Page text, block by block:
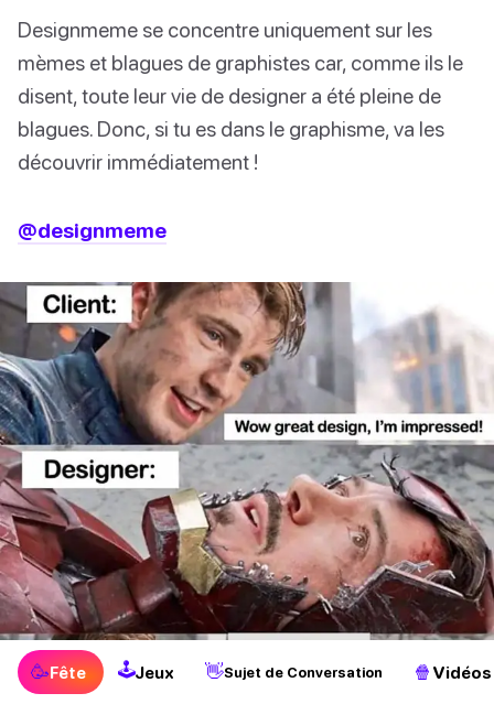
Designmeme se concentre uniquement sur les
mèmes et blagues de graphistes car, comme ils le
disent, toute leur vie de designer a été pleine de
blagues. Donc, si tu es dans le graphisme, va les
découvrir immédiatement !
@designmeme
🥳Fête 🕹Jeux 👋Sujet de Conversation 🍿 Vidéos